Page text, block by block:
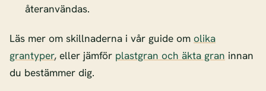
återanvändas.
Läs mer om skillnaderna i vår guide om olika
grantyper, eller jämför plastgran och äkta gran innan
du bestämmer dig.